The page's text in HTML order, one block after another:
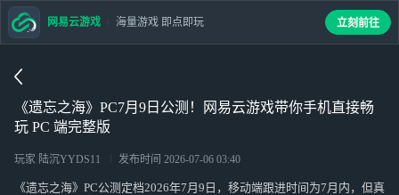
《遗忘之海》PC7月9日公测！网易云游戏带你手机直接畅
玩 PC 端完整版
玩家 陆沉YYDS11 发布时间 2026-07-06 03:40
《遗忘之海》PC公测定档2026年7月9日，移动端跟进时间为7月内，但真
网易云游戏 海量游戏 即点即玩 立刻前往